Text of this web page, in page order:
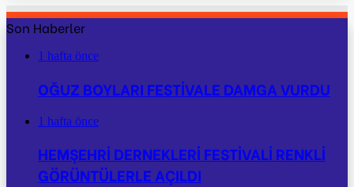
Son Haberler
1 hafta önce
OĞUZ BOYLARI FESTİVALE DAMGA VURDU
1 hafta önce
HEMŞEHRİ DERNEKLERİ FESTİVALİ RENKLİ
GÖRÜNTÜLERLE AÇILDI